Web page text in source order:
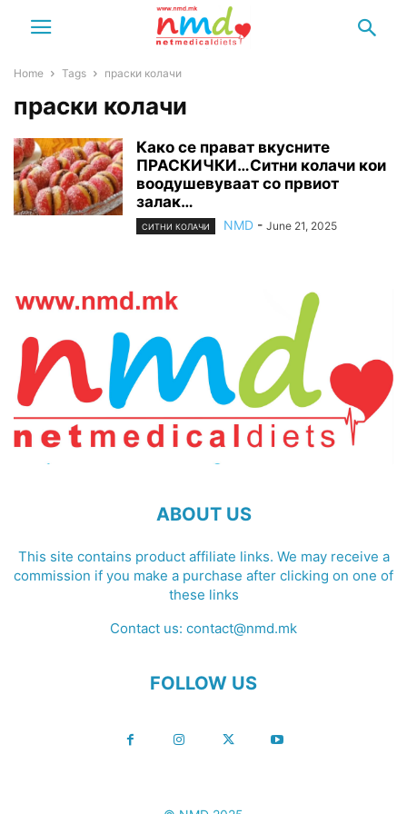
Home Tags праски колачи
праски колачи
Како се прават вкусните
ПРАСКИЧКИ…Ситни колачи кои
воодушевуваат со првиот
залак…
СИТНИ КОЛАЧИ NMD - June 21, 2025
ABOUT US
This site contains product affiliate links. We may receive a
commission if you make a purchase after clicking on one of
these links
Contact us: contact@nmd.mk
FOLLOW US